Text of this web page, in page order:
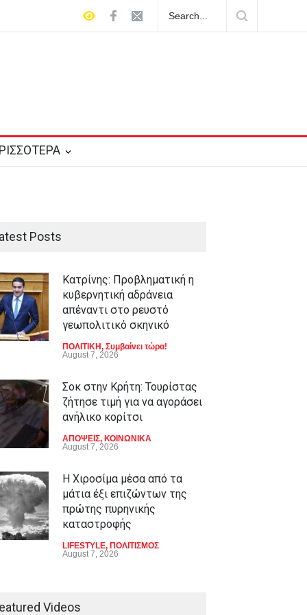
ζήτησε τιμή για να αγοράσει
Posts
Κατρίνης: Προβληματική η
κυβερνητική αδράνεια
απέναντι στο ρευστό
γεωπολιτικό σκηνικό
ΠΟΛΙΤΙΚΗ, Συμβαίνει τώρα!
August 7, 2026
Σοκ στην Κρήτη: Τουρίστας
ζήτησε τιμή για να αγοράσει
ανήλικο κορίτσι
ΑΠΟΨΕΙΣ, ΚΟΙΝΩΝΙΚΑ
August 7, 2026
Η Χιροσίμα μέσα από τα
μάτια έξι επιζώντων της
πρώτης πυρηνικής
καταστροφής
LIFESTYLE, ΠΟΛΙΤΙΣΜΟΣ
August 7, 2026
Videos